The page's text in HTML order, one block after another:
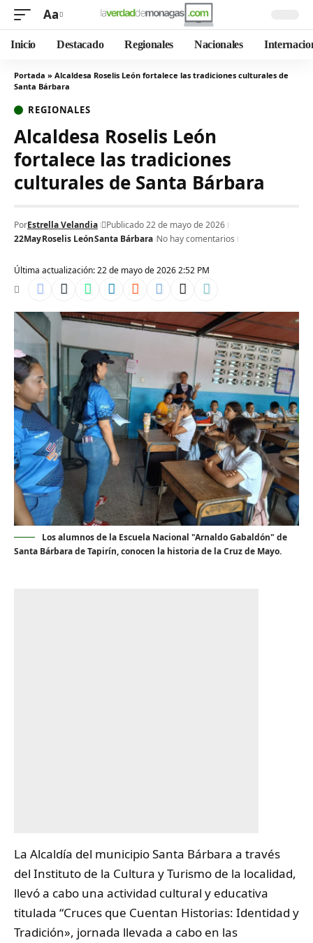
Aa
Inicio Destacado Regionales Nacionales
Portada » Alcaldesa Roselis León fortalece las tradiciones culturales de
Santa Bárbara
REGIONALES
Alcaldesa Roselis León
fortalece las tradiciones
culturales de Santa Bárbara
Última actualización: 22 de mayo de 2026 2:52 PM
PorEstrella Velandia
Publicado 22 de mayo de 2026
22MayRoselis LeónSanta Bárbara No hay comentarios
Los alumnos de la Escuela Nacional "Arnaldo Gabaldón" de
Santa Bárbara de Tapirín, conocen la historia de la Cruz de Mayo.
La Alcaldía del municipioSanta Bárbara a través
del Instituto de la Cultura y Turismo de la localidad,
llevó a cabo una actividad cultural y educativa
titulada “Cruces que Cuentan Historias: Identidad y
Tradición», jornada llevada a cabo en las